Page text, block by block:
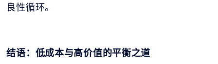
良性循环。
结语：低成本与高价值的平衡之道